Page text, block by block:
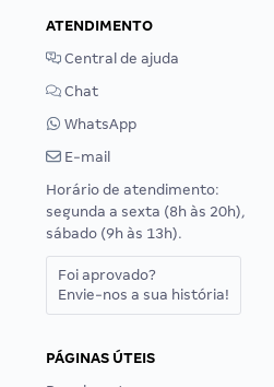
ATENDIMENTO
Central de ajuda
Chat
WhatsApp
E-mail
Horário de atendimento:
segunda a sexta (8h às 20h),
sábado (9h às 13h).
Foi aprovado?
Envie-nos a sua história!
PÁGINAS ÚTEIS